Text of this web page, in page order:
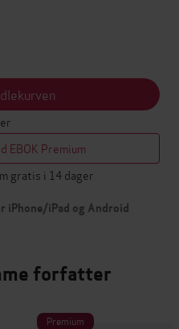
EBOK Premium
gratis i 14 dager
iPhone/iPad og Android
forfatter
Premium